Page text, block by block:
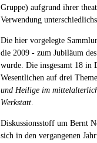
Gruppe) aufgrund ihrer
Verwendung
Die hier vorgelegte
die 2009 - zum Jubiläum
wurde. Die insgesamt 18 in
Wesentlichen auf drei
und Heilige im
Werkstatt.
Diskussionsstoff um Bernt
sich in den vergangenen